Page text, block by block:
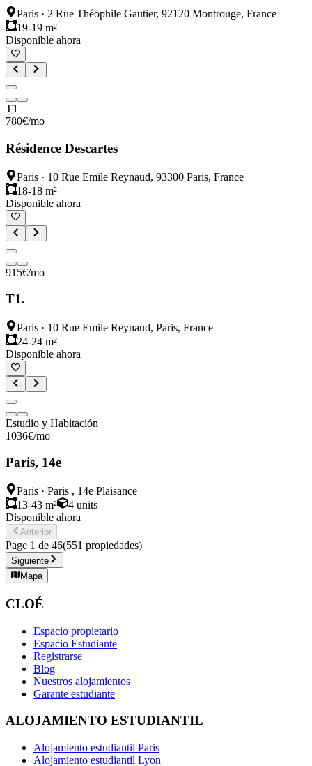
Paris · 2 Rue Théophile Gautier, 92120 Montrouge, France
19-19 m²
Disponible ahora
T1
780€/mo
Résidence Descartes
Paris · 10 Rue Emile Reynaud, 93300 Paris, France
18-18 m²
Disponible ahora
915€/mo
T1.
Paris · 10 Rue Emile Reynaud, Paris, France
24-24 m²
Disponible ahora
Estudio y Habitación
1036€/mo
Paris, 14e
Paris · Paris , 14e Plaisance
13-43 m²
4 units
Disponible ahora
Anterior
Page 1 de 46(551 propiedades)
Siguiente
Mapa
CLOÉ
Espacio propietario
Espacio Estudiante
Registrarse
Blog
Nuestros alojamientos
Garante estudiante
ALOJAMIENTO ESTUDIANTIL
Alojamiento estudiantil Paris
Alojamiento estudiantil Lyon